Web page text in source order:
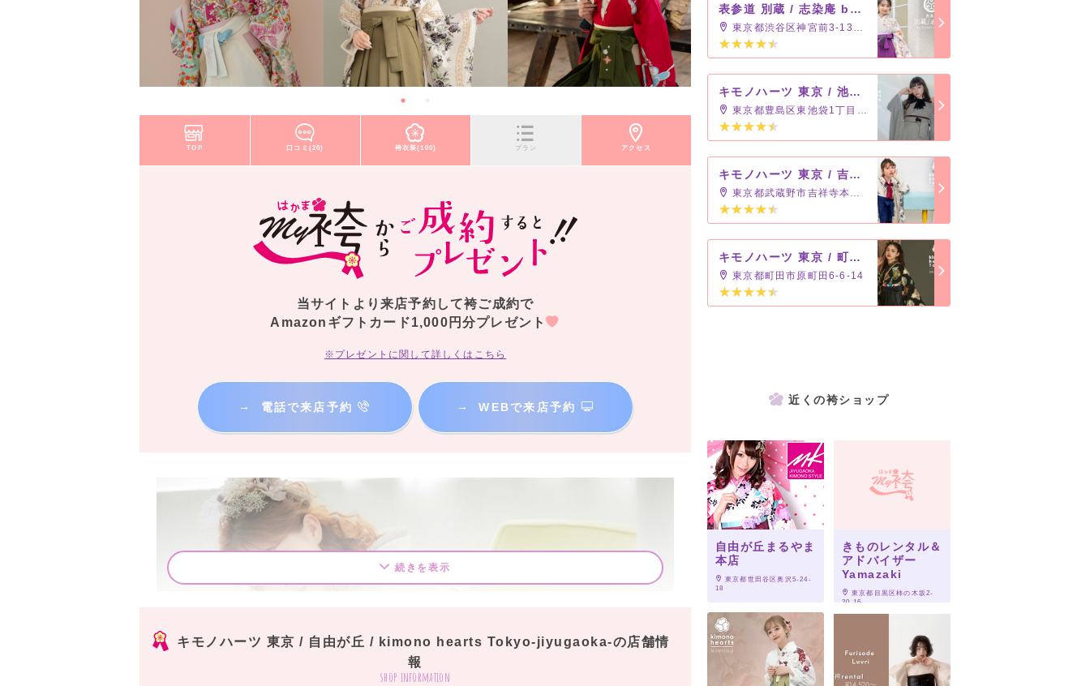
TOP 口コミ(20) 袴衣装(100) プラン アクセス
当サイトより来店予約して袴ご成約で
Amazonギフトカード1,000円分プレゼント
※プレゼントに関して詳しくはこちら
→ 電話で来店予約 → WEBで来店予約
続きを表示
キモノハーツ 東京 / 自由が丘 / kimono hearts Tokyo-jiyugaoka-の店舗情
報
shop information
表参道 別蔵 / 志染庵 by kimono hearts
東京都渋谷区神宮前3-13-11
キモノハーツ 東京 / 池袋 / kimono hearts Tokyo-ikebukuro-
東京都豊島区東池袋1丁目2-2
キモノハーツ 東京 / 吉祥寺 / kimono hearts Tokyo-kichijoji-
東京都武蔵野市吉祥寺本町2-2-7
キモノハーツ 東京 / 町田 / kimono hearts Tokyo-machida-
東京都町田市原町田6-6-14
近くの袴ショップ
自由が丘まるやま
本店
東京都世田谷区奥沢5-24-
18
きものレンタル＆
アドバイザー
Yamazaki
東京都目黒区柿の木坂2-
20-16